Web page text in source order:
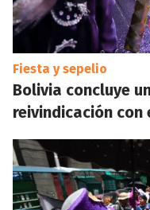
Fiesta y sepelio
Bolivia concluye
reivindicación con